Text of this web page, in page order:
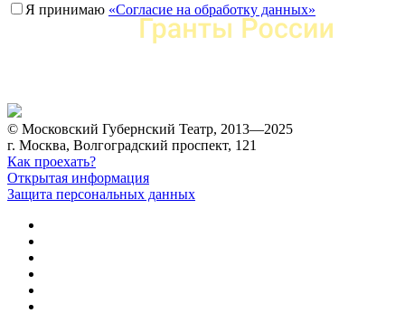
Я принимаю «Согласие на обработку данных»
© Московский Губернский Театр, 2013—2025
г. Москва, Волгоградский проспект, 121
Как проехать?
Открытая информация
Защита персональных данных